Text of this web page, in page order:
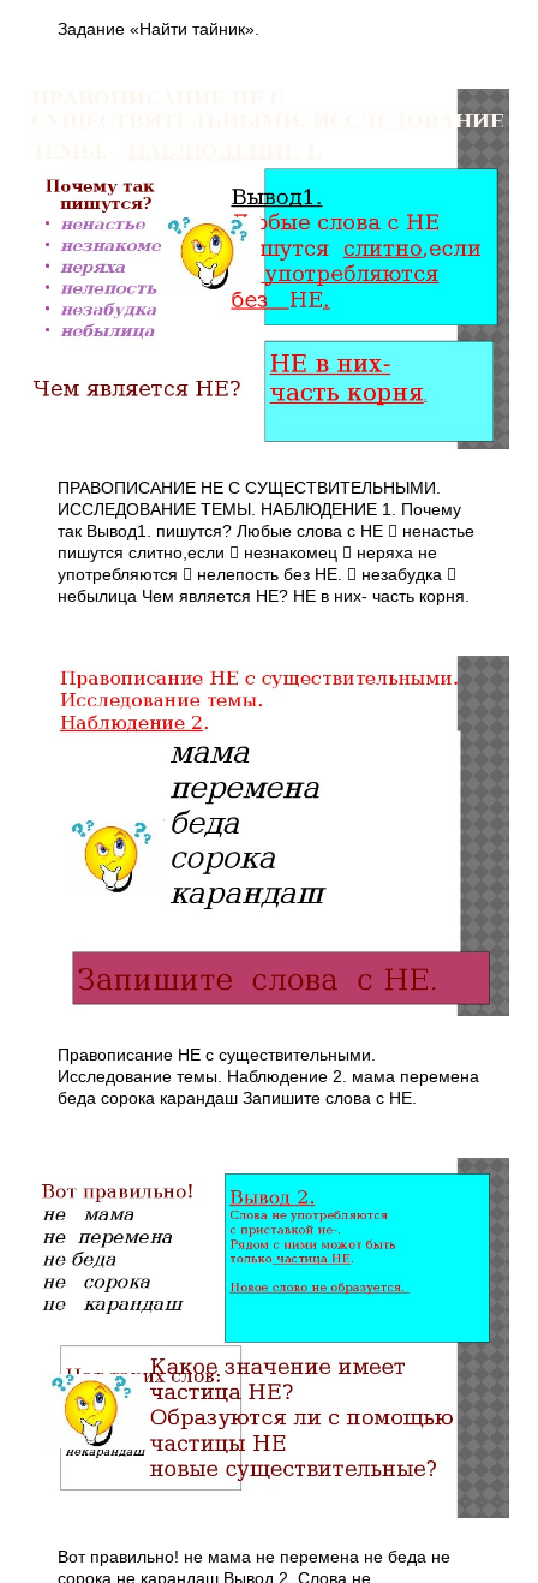
Задание «Найти тайник».
ПРАВОПИСАНИЕ НЕ С СУЩЕСТВИТЕЛЬНЫМИ.
ИССЛЕДОВАНИЕ ТЕМЫ. НАБЛЮДЕНИЕ 1. Почему
так Вывод1. пишутся? Любые слова с НЕ  ненастье
пишутся слитно,если  незнакомец  неряха не
употребляются  нелепость без НЕ.  незабудка 
небылица Чем является НЕ? НЕ в них- часть корня.
Правописание НЕ с существительными.
Исследование темы. Наблюдение 2. мама перемена
беда сорока карандаш Запишите слова с НЕ.
Вот правильно! не мама не перемена не беда не
сорока не карандаш Вывод 2. Слова не